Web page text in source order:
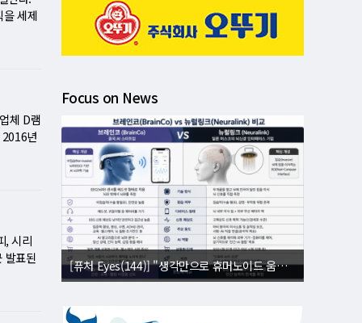
도를
가 이어
지방
마나
대부분
점유
중도
인
처럼
가 부
위 업
격을
잘
상승
로 예
시장
적 불확
정자
을 보
위한
반면 지
이는
나타났
3% 증
만 로
끌고
생…총
인 판
격을
과 조
등
참여
트가 납
는 업
보를
가격
격을
판단
가격만
락했
다. 검
을 세제
서
부세
세 부
부터
기간
가 주
산가
에서
평성
. 2028
높아
체 D램
년
넘어
쓰이
사업체
상승
저점
, 시리
발표된
사
Focus on News
[퓨처 Eyes(144)] "생각만으로 휴머노이드 움직인다"⋯뇌 내적 설계도 복제